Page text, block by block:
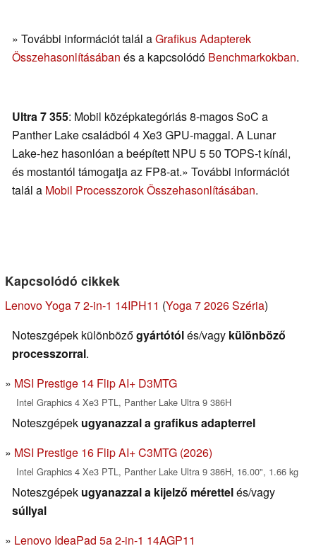
» További információt talál aGrafikus Adapterek
Összehasonlításában és a kapcsolódó Benchmarkokban.
Ultra 7 355: Mobil középkategóriás 8-magos SoC a
Panther Lake családból 4 Xe3 GPU-maggal. A Lunar
Lake-hez hasonlóan a beépített NPU 5 50 TOPS-t kínál,
és mostantól támogatja az FP8-at.» További információt
talál a Mobil Processzorok Összehasonlításában.
Kapcsolódó cikkek
Lenovo Yoga 7 2-in-1 14IPH11 (Yoga 7 2026 Széria)
Noteszgépek különbözőgyártótólés/vagy különböző
processzorral.
MSI Prestige 14 Flip AI+ D3MTG
Intel Graphics 4 Xe3 PTL, Panther Lake Ultra 9 386H
Noteszgépek ugyanazzal a grafikus adapterrel
MSI Prestige 16 Flip AI+ C3MTG (2026)
Intel Graphics 4 Xe3 PTL, Panther Lake Ultra 9 386H, 16.00", 1.66 kg
Noteszgépek ugyanazzal a kijelző mérettelés/vagy
súllyal
Lenovo IdeaPad 5a 2-in-1 14AGP11